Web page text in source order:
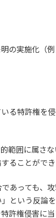
の実施化（
る特許権を
範囲に属さ
ることができ
あっても、
という反論
権侵害に